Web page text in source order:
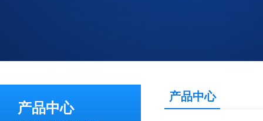
产品中心
产品中心